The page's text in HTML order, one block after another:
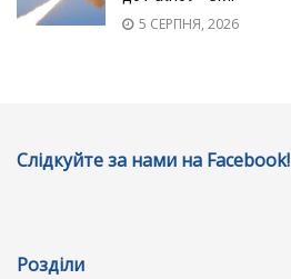
5 СЕРПНЯ, 2026
Слідкуйте за нами на Facebook!
Розділи